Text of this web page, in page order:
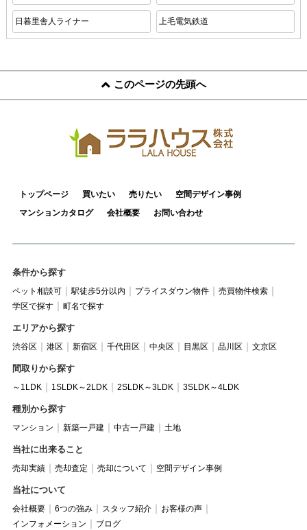
日暮里舎人ライナー 上毛電気鉄道
このページの先頭へ
トップページ 買いたい 売りたい
空間デザイン事例
マンションカタログ
会社概要 お問い合わせ
条件から探す
ペット相談可 駅徒歩5分以内 プライスダウン物件
売買物件検索
学区で探す
町名で探す
エリアから探す
渋谷区 港区 新宿区 千代田区 中央区 目黒区 品川区 文京区
間取りから探す
～1LDK 1SLDK～2LDK 2SLDK～3LDK 3SLDK～4LDK
種別から探す
マンション 新築一戸建 中古一戸建 土地
当社に出来ること
売却実績 売却査定 売却について 空間デザイン事例
当社について
会社概要 6つの強み スタッフ紹介
お客様の声
インフォメーション
ブログ